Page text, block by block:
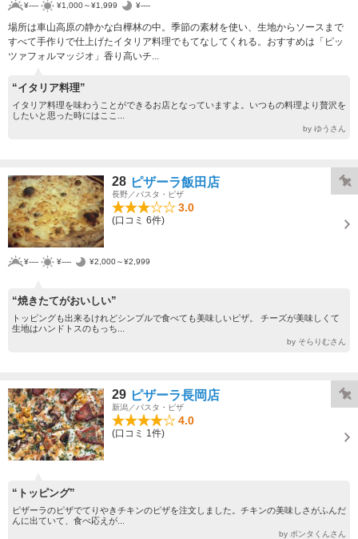
¥---- ¥1,000～¥1,999 ¥----
場所は車山高原の静かな白樺林の中。季節の素材を使い、生地からソースまで
すべて手作りで仕上げたイタリア料理でもてなしてくれる。おすすめは「ピッ
ツァフォルマッジオ」香り高いチ...
“イタリア料理”
イタリア料理を味わうことができるお店となっていますよ。いつもの料理より贅沢を
したいと思った時にはここ...
by ゆうさん
28 ピザーラ飯田店
長野／パスタ・ピザ
3.0
(口コミ 6件)
¥---- ¥---- ¥2,000～¥2,999
“焼きたてがおいしい”
トッピングも出来るけれどシンプルで食べても美味しいピザ。 チーズが美味しくて
生地はハンドトスのもっち...
by そらりむさん
29 ピザーラ長岡店
新潟／パスタ・ピザ
4.0
(口コミ 1件)
“トッピング”
ピザーラのピザでてりやきチキンのピザを注文しました。チキンの美味しさがふんだ
んに出ていて、食べ応えが...
by ポンタくんさん